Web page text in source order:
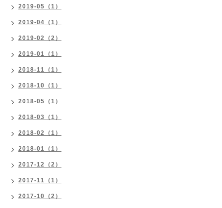
2019-05（1）
2019-04（1）
2019-02（2）
2019-01（1）
2018-11（1）
2018-10（1）
2018-05（1）
2018-03（1）
2018-02（1）
2018-01（1）
2017-12（2）
2017-11（1）
2017-10（2）